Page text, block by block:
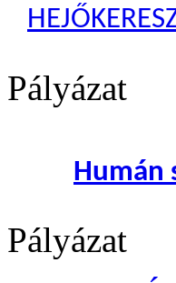
Pályázat
Humán
Pályázat